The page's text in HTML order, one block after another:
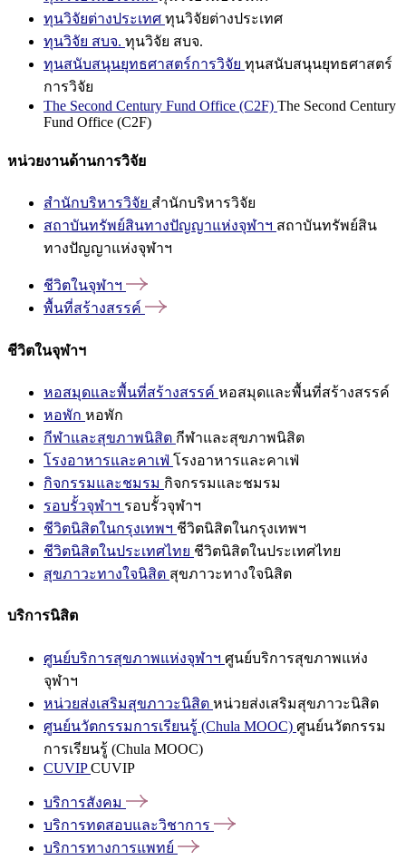
ทุนวิจัยต่างประเทศ ทุนวิจัยต่างประเทศ
ทุนวิจัย สบจ. ทุนวิจัย สบจ.
ทุนสนับสนุนยุทธศาสตร์การวิจัย ทุนสนับสนุนยุทธศาสตร์
การวิจัย
The Second Century Fund Office (C2F) The Second Century
Fund Office (C2F)
หน่วยงานด้านการวิจัย
สำนักบริหารวิจัย สำนักบริหารวิจัย
สถาบันทรัพย์สินทางปัญญาแห่งจุฬาฯ สถาบันทรัพย์สิน
ทางปัญญาแห่งจุฬาฯ
ชีวิตในจุฬาฯ
พื้นที่สร้างสรรค์
ชีวิตในจุฬาฯ
หอสมุดและพื้นที่สร้างสรรค์ หอสมุดและพื้นที่สร้างสรรค์
หอพัก หอพัก
กีฬาและสุขภาพนิสิต กีฬาและสุขภาพนิสิต
โรงอาหารและคาเฟ่ โรงอาหารและคาเฟ่
กิจกรรมและชมรม กิจกรรมและชมรม
รอบรั้วจุฬาฯ รอบรั้วจุฬาฯ
ชีวิตนิสิตในกรุงเทพฯ ชีวิตนิสิตในกรุงเทพฯ
ชีวิตนิสิตในประเทศไทย ชีวิตนิสิตในประเทศไทย
สุขภาวะทางใจนิสิต สุขภาวะทางใจนิสิต
บริการนิสิต
ศูนย์บริการสุขภาพแห่งจุฬาฯ ศูนย์บริการสุขภาพแห่ง
จุฬาฯ
หน่วยส่งเสริมสุขภาวะนิสิต หน่วยส่งเสริมสุขภาวะนิสิต
ศูนย์นวัตกรรมการเรียนรู้ (Chula MOOC) ศูนย์นวัตกรรม
การเรียนรู้ (Chula MOOC)
CUVIPCUVIP
บริการสังคม
บริการทดสอบและวิชาการ
บริการทางการแพทย์